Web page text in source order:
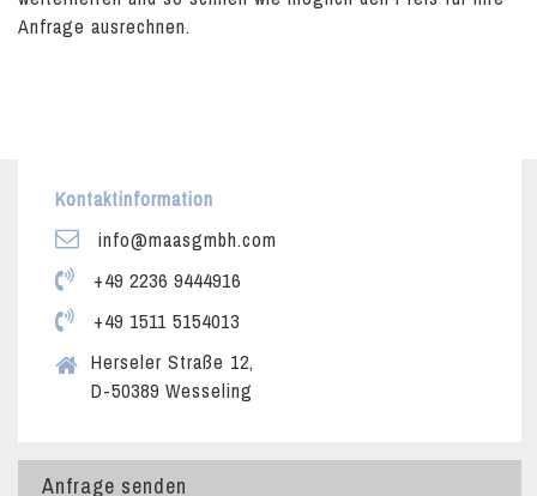
Anfrage ausrechnen.
Kontaktinformation
info@maasgmbh.com
+49 2236 9444916
+49 1511 5154013
Herseler Straße 12,
D-50389 Wesseling
Anfrage senden